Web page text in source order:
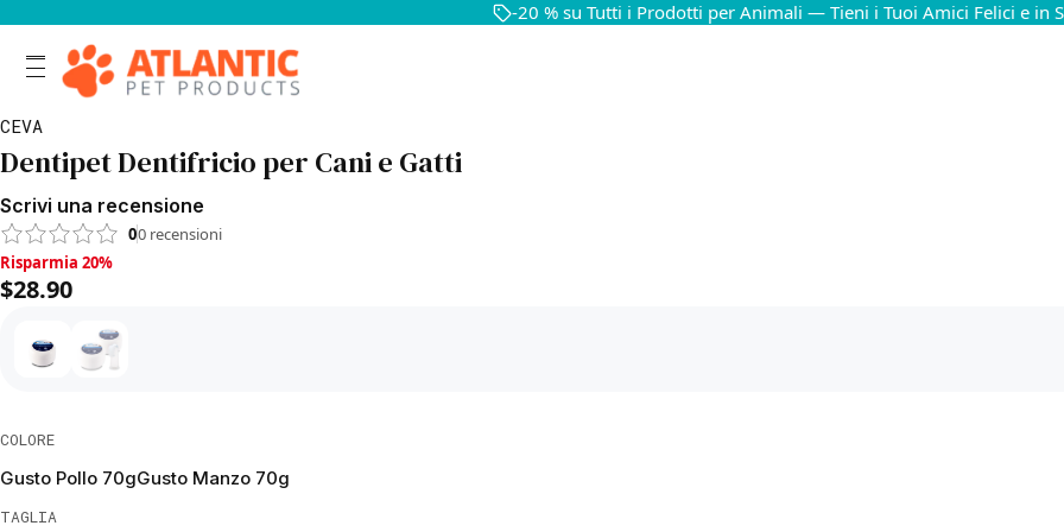
-20 % su Tutti i Prodotti per Animali — Tieni i Tuoi Amici Felici e in
CEVA
Dentipet Dentifricio per Cani e Gatti
Scrivi una recensione
00 recensioni
Risparmia 20%, $28.90
Risparmia 20%
$28.90
COLORE
Gusto Pollo 70gGusto Manzo 70g
TAGLIA